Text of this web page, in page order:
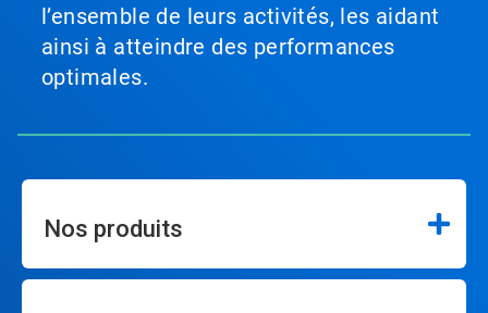
l’ensemble de leurs activités, les aidant
ainsi à atteindre des performances
optimales.
Nos produits